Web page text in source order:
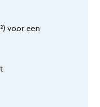
voor een